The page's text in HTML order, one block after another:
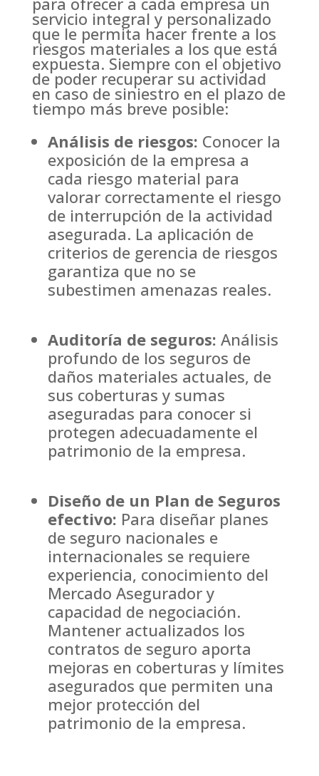
servicio integral y personalizado
que le permita hacer frente a los
riesgos materiales a los que está
expuesta. Siempre con el objetivo
de poder recuperar su actividad
en caso de siniestro en el plazo de
tiempo más breve posible:
Análisis de riesgos: Conocer la
exposición de la empresa a
cada riesgo material para
valorar correctamente el riesgo
de interrupción de la actividad
asegurada. La aplicación de
criterios de gerencia de riesgos
garantiza que no se
subestimen amenazas reales.
Auditoría de seguros: Análisis
profundo de los seguros de
daños materiales actuales, de
sus coberturas y sumas
aseguradas para conocer si
protegen adecuadamente el
patrimonio de la empresa.
Diseño de un Plan de Seguros
efectivo: Para diseñar planes
de seguro nacionales e
internacionales se requiere
experiencia, conocimiento del
Mercado Asegurador y
capacidad de negociación.
Mantener actualizados los
contratos de seguro aporta
mejoras en coberturas y límites
asegurados que permiten una
mejor protección del
patrimonio de la empresa.